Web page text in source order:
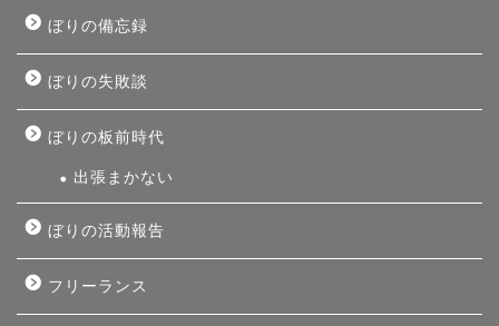
ぼりの備忘録
ぼりの失敗談
ぼりの板前時代
出張まかない
ぼりの活動報告
フリーランス